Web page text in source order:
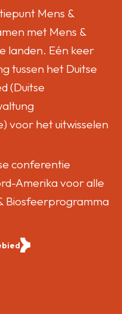
Mens &
met Mens &
landen. Eén keer
tussen het Duitse
(Duitse
voor het uitwisselen
conferentie
Amerika voor alle
Biosfeerprogramma